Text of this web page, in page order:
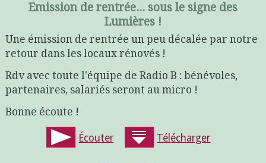
Emission de rentrée... sous le signe des
Lumières !
Une émission de rentrée un peu décalée par notre
retour dans les locaux rénovés !
Rdv avec toute l'équipe de Radio B : bénévoles,
partenaires, salariés seront au micro !
Bonne écoute !
Écouter Télécharger